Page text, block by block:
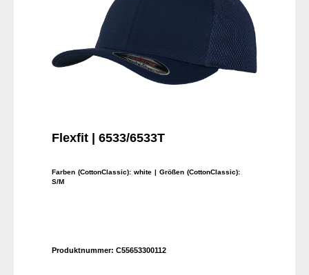
Flexfit | 6533/6533T
Farben (CottonClassic): white
| Größen (CottonClassic):
S/M
Produktnummer: C55653300112